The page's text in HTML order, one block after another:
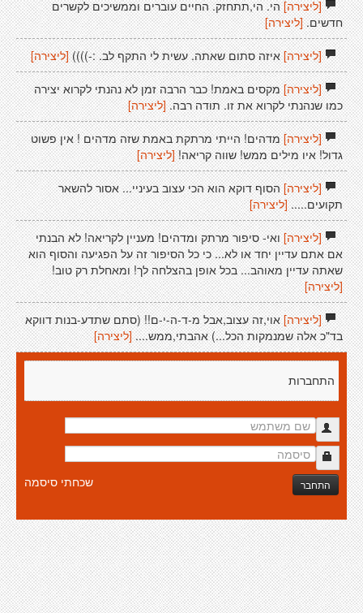
[ליצירה]הי. הי,תתחזק. החיים עוברים וממשיכים לקשרים
חדשים. [ליצירה]
[ליצירה]איזה סתום שאתה. עשית לי התקף לב. :-)))) [ליצירה]
[ליצירה]מקסים באמת! כבר הרבה זמן לא נהנתי לקרוא יצירה
כמו שנהנתי לקרוא את זו. תודה רבה. [ליצירה]
[ליצירה]מדהים! הייתי מרתקת באמת שזה מדהים ! אין פשוט
גדול! איו מילים ממש! שווה קריאה! [ליצירה]
[ליצירה]הסוף דוקא הוא הכי עצוב בעיניי... אסור להשאר
תקועים..... [ליצירה]
[ליצירה]ואי- סיפור מרתק ומדהים! מעניין לקריאה! לא הבנתי
אם אתם עדיין יחד או לא... כי כל הסיפור זה על הפגיעה והסוף הוא
שאתה עדיין מאוהב... בכל אופן בהצלחה לך! ומאחלת רק טוב!
[ליצירה]
[ליצירה]אוי,זה עצוב,אבל מ-ד-ה-י-ם!! (סתם שתדע-בנות דווקא
בד"כ אלה שמנמקות הכל...) אהבתי,ממש.... [ליצירה]
התחברות
התחבר שכחתי סיסמה